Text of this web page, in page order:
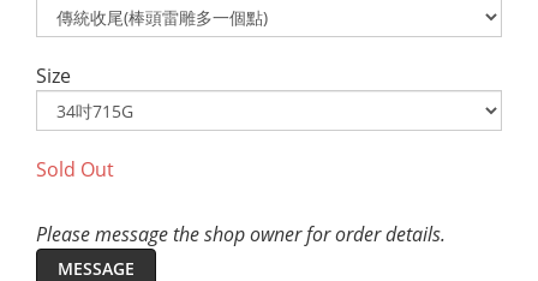
Size
Sold Out
Please message the shop owner for order details.
MESSAGE